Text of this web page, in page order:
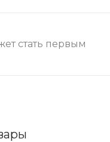
стать первым